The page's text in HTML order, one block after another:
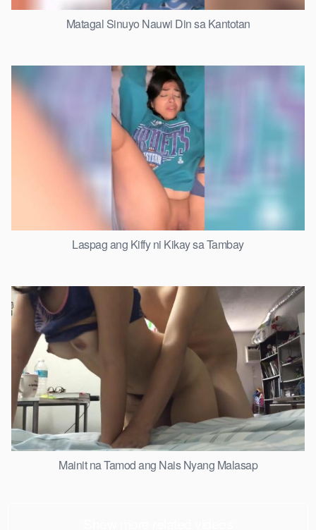
Matagal Sinuyo Nauwi Din sa Kantotan
Laspag ang Kiffy ni Kikay sa Tambay
Mainit na Tamod ang Nais Nyang Malasap